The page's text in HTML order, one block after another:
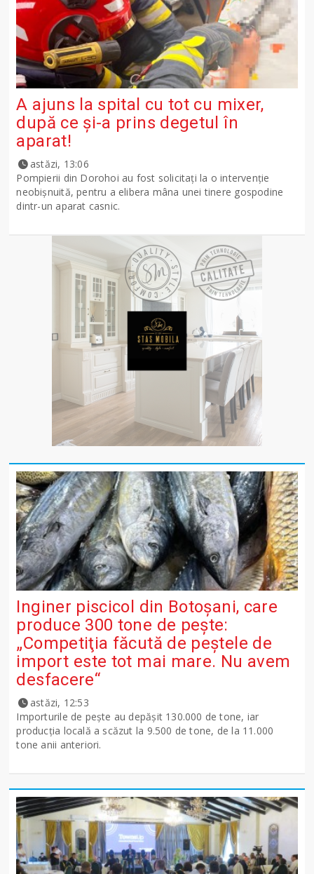
A ajuns la spital cu tot cu mixer,
după ce și-a prins degetul în
aparat!
astăzi, 13:06
Pompierii din Dorohoi au fost solicitați la o intervenție
neobișnuită, pentru a elibera mâna unei tinere gospodine
dintr-un aparat casnic.
Inginer piscicol din Botoşani, care
produce 300 tone de peşte:
„Competiţia făcută de peştele de
import este tot mai mare. Nu avem
desfacere“
astăzi, 12:53
Importurile de peşte au depăşit 130.000 de tone, iar
producţia locală a scăzut la 9.500 de tone, de la 11.000
tone anii anteriori.